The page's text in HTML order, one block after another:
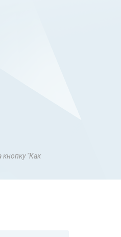
кнопку "Как